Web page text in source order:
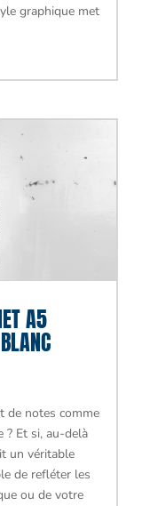
graphique met
A5
de notes comme
? Et si, au-delà
un véritable
de refléter les
ou de votre